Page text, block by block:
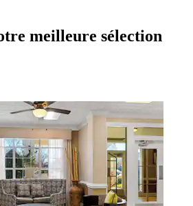
meilleure sélection